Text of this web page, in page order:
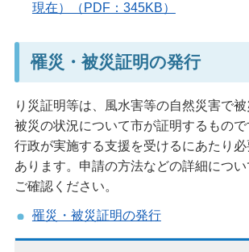
現在）（PDF：345KB）
罹災・被災証明の発行
り災証明等は、風水害等の自然災害で
被災の状況について市が証明するもので
行政が実施する支援を受けるにあたり
あります。申請の方法などの詳細につ
ご確認ください。
罹災・被災証明の発行